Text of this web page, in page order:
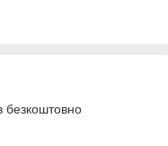
безкоштовно